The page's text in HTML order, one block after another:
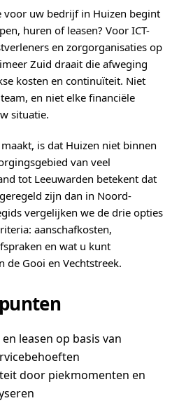
voor uw bedrijf in Huizen begint
huren of leasen? Voor ICT-
en zorgorganisaties op
Zuid draait die afweging
kosten en continuïteit. Niet
en niet elke financiële
situatie.
is dat Huizen niet binnen
van veel
tot Leeuwarden betekent dat
zijn dan in Noord-
vergelijken we de drie opties
aanschafkosten,
en wat u kunt
de Gooi en Vechtstreek.
leasen op basis van
door piekmomenten en